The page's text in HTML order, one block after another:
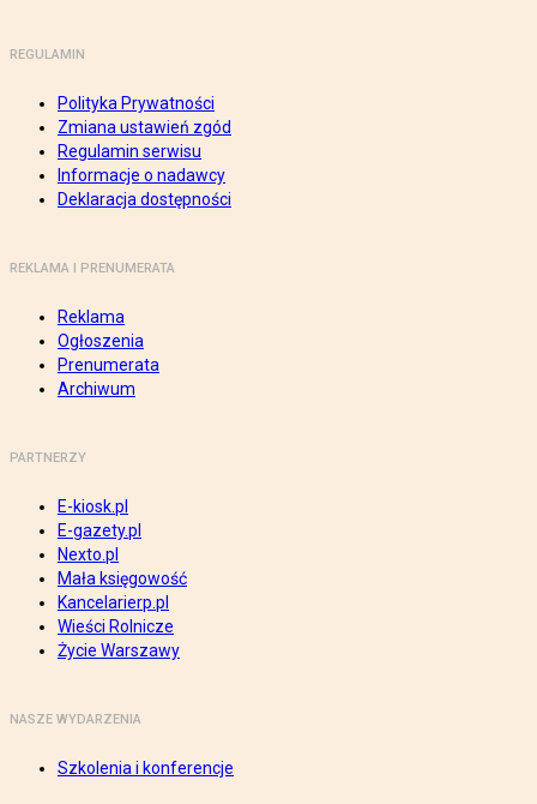
REGULAMIN
Polityka Prywatności
Zmiana ustawień zgód
Regulamin serwisu
Informacje o nadawcy
Deklaracja dostępności
REKLAMA I PRENUMERATA
Reklama
Ogłoszenia
Prenumerata
Archiwum
PARTNERZY
E-kiosk.pl
E-gazety.pl
Nexto.pl
Mała księgowość
Kancelarierp.pl
Wieści Rolnicze
Życie Warszawy
NASZE WYDARZENIA
Szkolenia i konferencje